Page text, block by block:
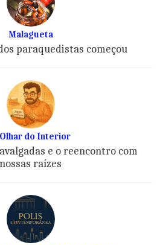
Malagueta
paraquedistas começou
do Interior
e o reencontro com
nossas raízes